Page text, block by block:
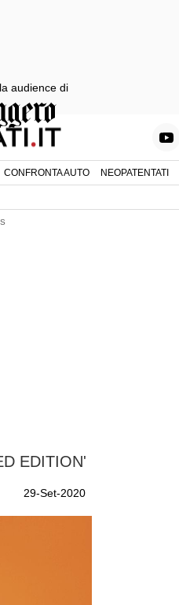
CONFRONTA AUTO NEOPATENTATI
EDITION'
29-Set-2020
audience di